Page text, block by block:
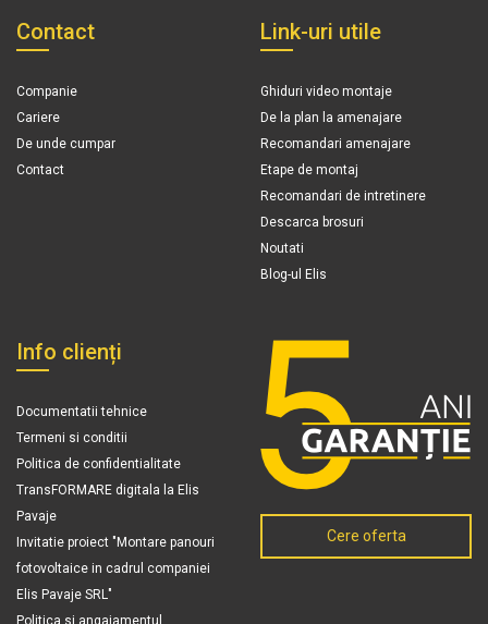
Contact
Companie
Cariere
De unde cumpar
Contact
Link-uri utile
Ghiduri video montaje
De la plan la amenajare
Recomandari amenajare
Etape de montaj
Recomandari de intretinere
Descarca brosuri
Noutati
Blog-ul Elis
Info clienți
Documentatii tehnice
Termeni si conditii
Politica de confidentialitate
TransFORMARE digitala la Elis
Pavaje
Invitatie proiect "Montare panouri
fotovoltaice in cadrul companiei
Elis Pavaje SRL"
Politica si angajamentul
Cere oferta